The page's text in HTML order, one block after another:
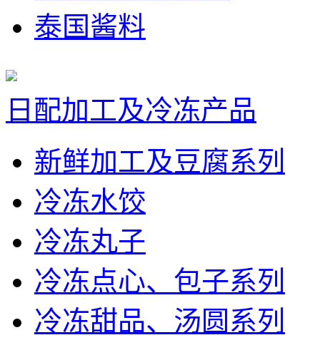
泰国酱料
日配加工及冷冻产品
新鲜加工及豆腐系列
冷冻水饺
冷冻丸子
冷冻点心、包子系列
冷冻甜品、汤圆系列